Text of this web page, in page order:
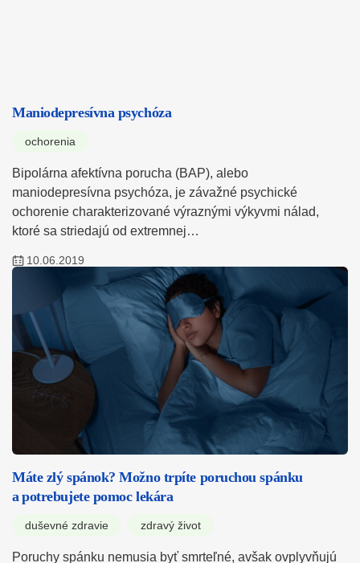
Maniodepresívna psychóza
ochorenia
Bipolárna afektívna porucha (BAP), alebo
maniodepresívna psychóza, je závažné psychické
ochorenie charakterizované výraznými výkyvmi nálad,
ktoré sa striedajú od extremnej…
10.06.2019
Máte zlý spánok? Možno trpíte poruchou spánku
a potrebujete pomoc lekára
duševné zdravie zdravý život
Poruchy spánku nemusia byť smrteľné, avšak ovplyvňujú